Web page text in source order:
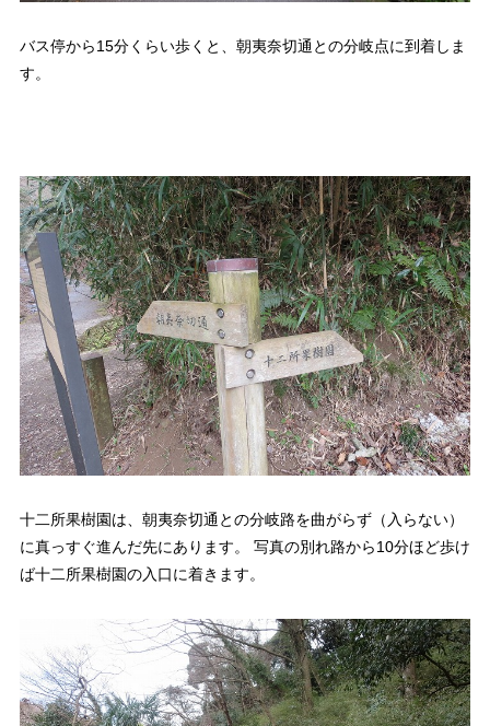
バス停から15分くらい歩くと、朝夷奈切通との分岐点に到着しま
す。
十二所果樹園は、朝夷奈切通との分岐路を曲がらず（入らない）
に真っすぐ進んだ先にあります。 写真の別れ路から10分ほど歩け
ば十二所果樹園の入口に着きます。